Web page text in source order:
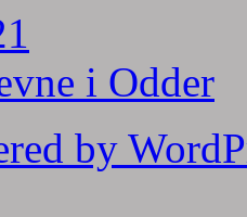
i Odder
by